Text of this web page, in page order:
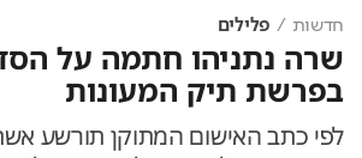
חדשות פלילים
שרה נתניהו חתמה על
בפרשת תיק המעונות
לפי כתב האישום המתוקן תורשע